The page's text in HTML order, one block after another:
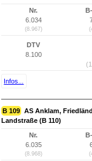
Nr.
6.034
(8.967)
DTV
8.100
Infos...
B 109 AS Anklam,
Landstraße (B 110)
Nr.
6.035
(8.968)